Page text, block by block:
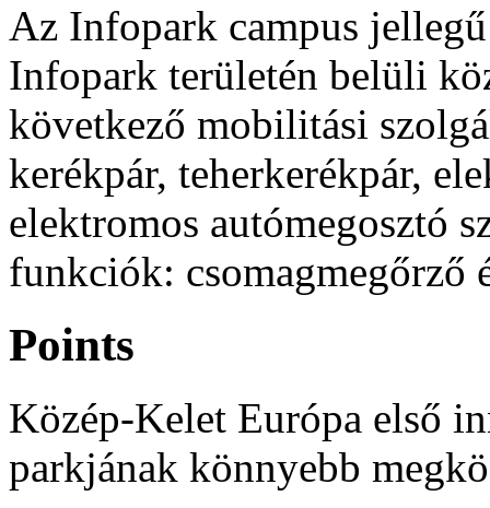
Az Infopark campus
Infopark területén belüli
következő mobilitási
kerékpár, teherkerékpár,
elektromos autómegosztó
funkciók: csomagmegőrző
Points
Közép-Kelet Európa első
parkjának könnyebb